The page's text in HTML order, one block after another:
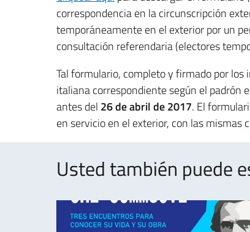
correspondencia en la circunscripción
temporáneamente en el exterior por un
consultación referendaria (electores
Tal formulario, completo y firmado por los
italiana correspondiente según el padrón
antes del 26 de abril de 2017. El
en servicio en el exterior, con las mismas
Usted también puede